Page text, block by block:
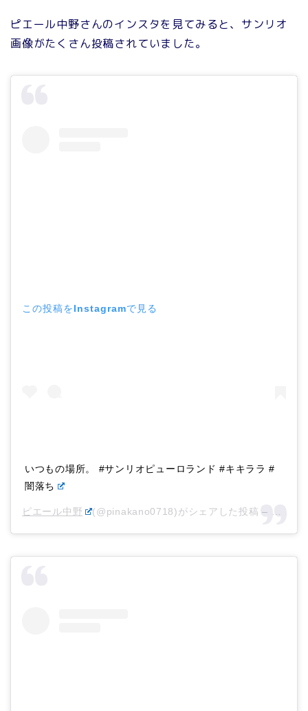
ピエール中野さんのインスタを見てみると、サンリオ
画像がたくさん投稿されていました。
この投稿をInstagramで見る
いつもの場所。 #サンリオピューロランド #キキララ #
闇落ち
ピエール中野 (@pinakano0718)がシェアした投稿 –